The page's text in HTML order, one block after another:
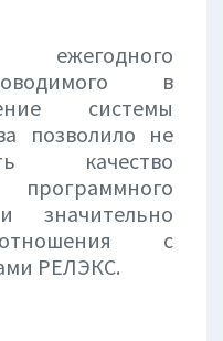
ежегодного
в
системы
позволило не
качество
значительно
с
РЕЛЭКС.